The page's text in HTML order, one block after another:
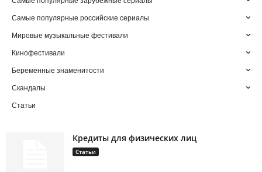
Самые популярные российские сериалы
Мировые музыкальные фестивали
Кинофестивали
Беременные знаменитости
Скандалы
Статьи
Кредиты для физических лиц
Статьи